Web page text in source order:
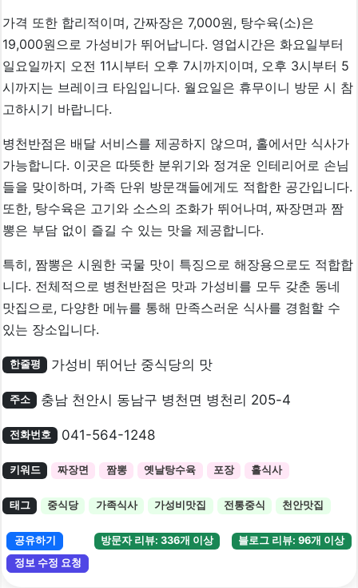
가격 또한 합리적이며, 간짜장은 7,000원, 탕수육(소)은
19,000원으로 가성비가 뛰어납니다. 영업시간은 화요일부터
일요일까지 오전 11시부터 오후 7시까지이며, 오후 3시부터 5
시까지는 브레이크 타임입니다. 월요일은 휴무이니 방문 시 참
고하시기 바랍니다.
병천반점은 배달 서비스를 제공하지 않으며, 홀에서만 식사가
가능합니다. 이곳은 따뜻한 분위기와 정겨운 인테리어로 손님
들을 맞이하며, 가족 단위 방문객들에게도 적합한 공간입니다.
또한, 탕수육은 고기와 소스의 조화가 뛰어나며, 짜장면과 짬
뽕은 부담 없이 즐길 수 있는 맛을 제공합니다.
특히, 짬뽕은 시원한 국물 맛이 특징으로 해장용으로도 적합합
니다. 전체적으로 병천반점은 맛과 가성비를 모두 갖춘 동네
맛집으로, 다양한 메뉴를 통해 만족스러운 식사를 경험할 수
있는 장소입니다.
한줄평 가성비 뛰어난 중식당의 맛
주소 충남 천안시 동남구 병천면 병천리 205-4
전화번호 041-564-1248
키워드 짜장면 짬뽕 옛날탕수육 포장 홀식사
태그 중식당 가족식사 가성비맛집 전통중식 천안맛집
블로그 리뷰: 96개 이상
방문자 리뷰: 336개 이상
공유하기
정보 수정 요청